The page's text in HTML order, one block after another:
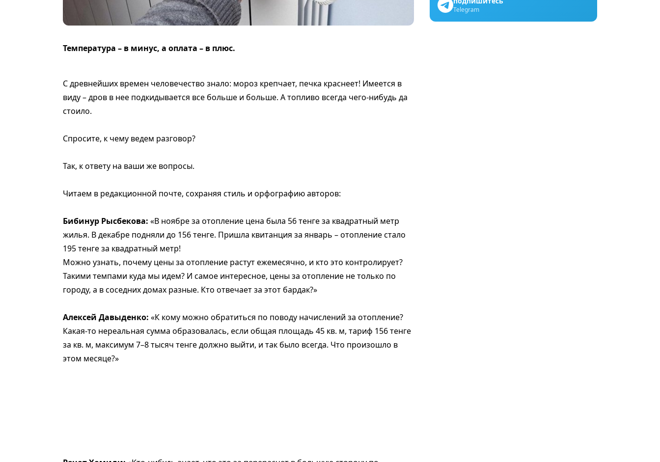
Температура – в минус, а оплата – в плюс.
С древнейших времен человечество знало: мороз крепчает, печка краснеет! Имеется в
виду – дров в нее подкидывается все больше и больше. А топливо всегда чего-нибудь да
стоило.
Спросите, к чему ведем разговор?
Так, к ответу на ваши же вопросы.
Читаем в редакционной почте, сохраняя стиль и орфографию авторов:
Бибинур Рысбекова: «В ноябре за отопление цена была 56 тенге за квадратный метр
жилья. В декабре подняли до 156 тенге. Пришла квитанция за январь – отопление стало
195 тенге за квадратный метр!
Можно узнать, почему цены за отопление растут ежемесячно, и кто это контролирует?
Такими темпами куда мы идем? И самое интересное, цены за отопление не только по
городу, а в соседних домах разные. Кто отвечает за этот бардак?»
Алексей Давыденко: «К кому можно обратиться по поводу начислений за отопление?
Какая-то нереальная сумма образовалась, если общая площадь 45 кв. м, тариф 156 тенге
за кв. м, максимум 7–8 тысяч тенге должно выйти, и так было всегда. Что произошло в
этом месяце?»
Telegram